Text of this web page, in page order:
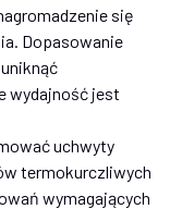
się
Dopasowanie
wydajność jest
uchwyty
termokurczliwych
wymagających